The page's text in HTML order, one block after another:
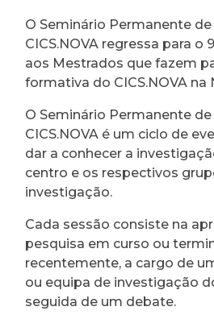
O Seminário Permanente
CICS.NOVA regressa para o
aos Mestrados que fazem
formativa do CICS.NOVA na
O Seminário Permanente
CICS.NOVA é um ciclo de
dar a conhecer a
centro e os respectivos
investigação.
Cada sessão consiste na
pesquisa em curso ou
recentemente, a cargo de
ou equipa de investigação
seguida de um debate.